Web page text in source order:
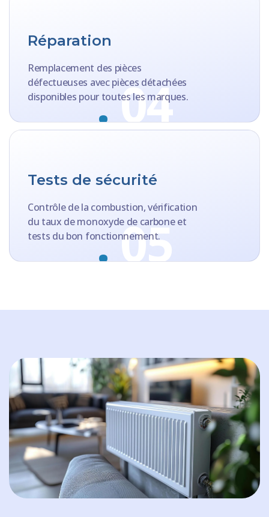
.04
Réparation
Remplacement des pièces
défectueuses avec pièces détachées
disponibles pour toutes les marques.
.05
Tests de sécurité
Contrôle de la combustion, vérification
du taux de monoxyde de carbone et
tests du bon fonctionnement.